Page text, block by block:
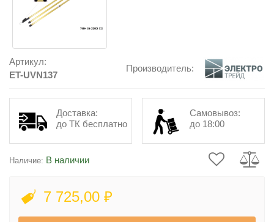
Артикул:
ET-UVN137
Производитель:
Доставка:
до ТК бесплатно
Самовывоз:
до 18:00
Наличие: В наличии
7 725,00 ₽